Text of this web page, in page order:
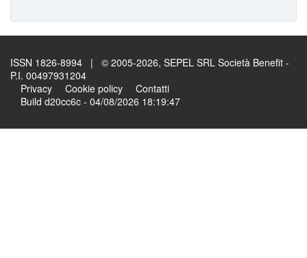
ISSN 1826-8994 | © 2005-2026, SEPEL SRL Società Benefit -
P.I. 00497931204
Privacy
Cookie policy
Contatti
Build d20cc6c - 04/08/2026 18:19:47